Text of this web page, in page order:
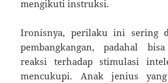
mengikuti instruksi.
Ironisnya, perilaku ini sering
pembangkangan, padahal
reaksi terhadap stimulasi
mencukupi. Anak jenius